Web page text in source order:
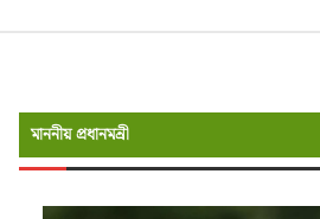
মাননীয় প্রধানমন্রী